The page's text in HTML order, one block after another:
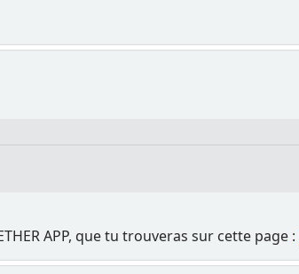
APP, que tu trouveras sur cette page :